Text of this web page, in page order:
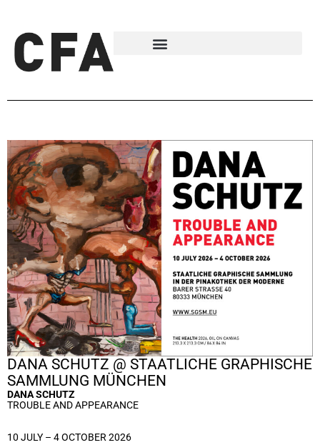
DANA SCHUTZ @ STAATLICHE GRAPHISCHE
SAMMLUNG MÜNCHEN
DANA SCHUTZ
TROUBLE AND APPEARANCE
10 JULY – 4 OCTOBER 2026